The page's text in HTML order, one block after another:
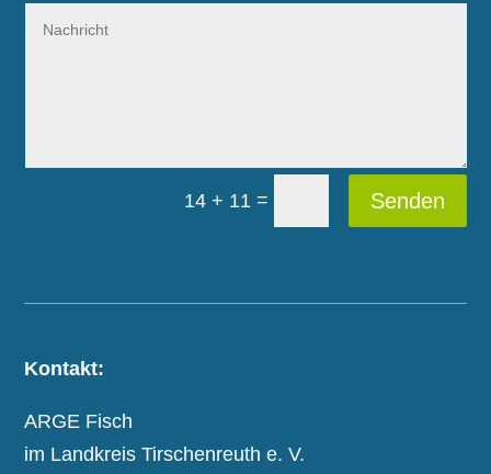
14 + 11 = Senden
Kontakt:
ARGE Fisch
im Landkreis Tirschenreuth e. V.